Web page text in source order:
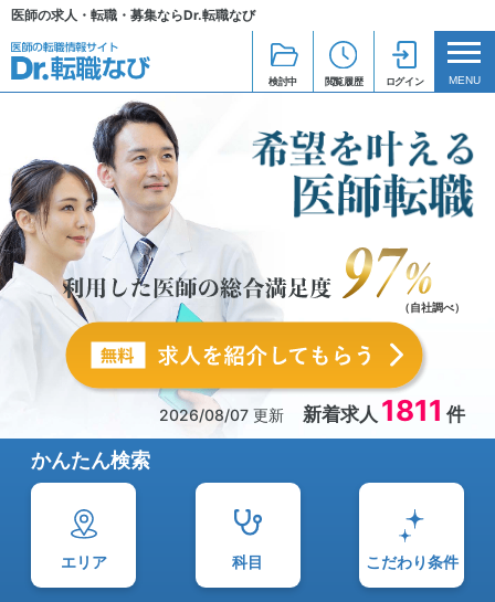
医師の求人・転職・募集ならDr.転職なび
検討中 閲覧履歴 ログイン MENU
（自社調べ）
2026/08/07 更新 新着求人 1811 件
かんたん検索
エリア 科目 こだわり条件
北海道・東北
中部
近畿
中国・四国
九州・沖縄
すべて選択
北海道
青森県
宮城県
秋田県
山形県
内科系
他の専門
すべて選択
一般内科
一般内科(訪問診療)
循環器内科
消化器内科
内分泌科
人工透析内科
勤務特徴
勤務条件
仕事内容
設備・機材
その他
認定施設等
施設の種類
仕事の内容
すべて選択
年収1,800万円以上
週4日の勤務可
当直なし勤務可
北海道・東北
中部
近畿
中国・四国
九州・沖縄
すべて選択
北海道
青森県
宮城県
秋田県
山形県
内科系
他の専門
すべて選択
一般内科
一般内科(訪問診療)
循環器内科
消化器内科
内分泌科
人工透析内科
病院
クリニック
その他
すべて選択
病院
病院(救急指定なし)
病院(1次救急)
病院(2次救急)
病院(3次救急)
病院(救急告示医療機関)
日勤帯 すべて選択
外来診療
心カテ
インターベンション治療
内視鏡検査
内視鏡下治療
内視鏡下手術
すべて選択
認定内科医
胸部外科認定医
放射線科認定医
放射線腫瘍学認定医
総合内科専門医
神経内科専門医
内分泌代謝科専門医
勤務特徴
勤務条件
仕事内容
設備・機材
その他
認定施設等
すべて選択
年収1,800万円以上
週4日の勤務可
当直なし勤務可
すべて選択
新着求人のみ
新着・更新求人